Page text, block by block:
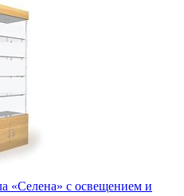
«Селена» с освещением и